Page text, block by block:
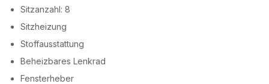
Sitzanzahl: 8
Sitzheizung
Stoffausstattung
Beheizbares Lenkrad
Fensterheber